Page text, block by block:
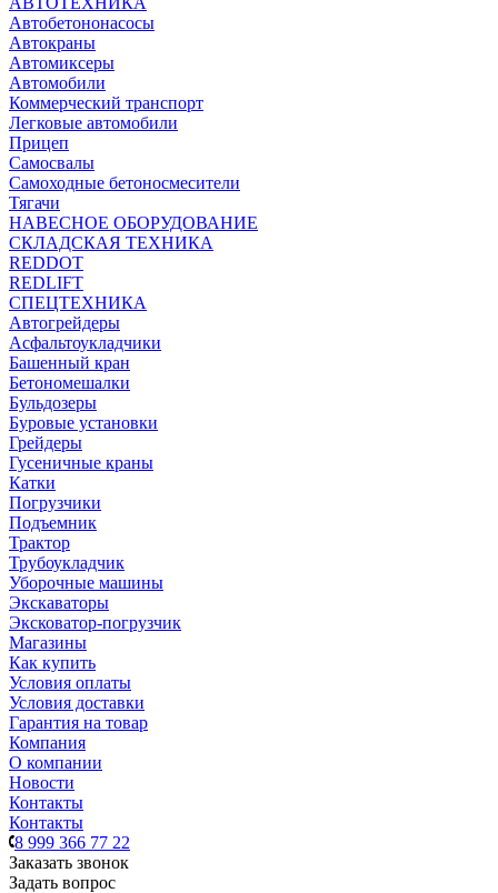
Автобетононасосы
Автокраны
Автомиксеры
Автомобили
Коммерческий транспорт
Легковые автомобили
Прицеп
Самосвалы
Самоходные бетоносмесители
Тягачи
НАВЕСНОЕ ОБОРУДОВАНИЕ
СКЛАДСКАЯ ТЕХНИКА
REDDOT
REDLIFT
СПЕЦТЕХНИКА
Автогрейдеры
Асфальтоукладчики
Башенный кран
Бетономешалки
Бульдозеры
Буровые установки
Грейдеры
Гусеничные краны
Катки
Погрузчики
Подъемник
Трактор
Трубоукладчик
Уборочные машины
Экскаваторы
Эксковатор-погрузчик
Магазины
Как купить
Условия оплаты
Условия доставки
Гарантия на товар
Компания
О компании
Новости
Контакты
Контакты
8 999 366 77 22
Заказать звонок
Задать вопрос